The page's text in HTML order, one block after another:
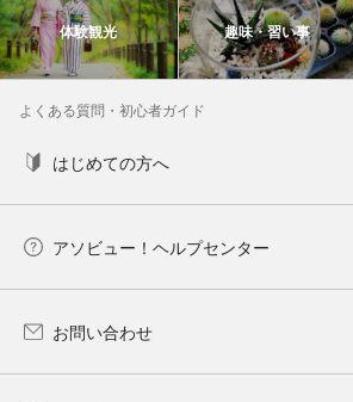
体験観光 趣味・習い事
よくある質問・初心者ガイド
はじめての方へ
アソビュー！ヘルプセンター
お問い合わせ